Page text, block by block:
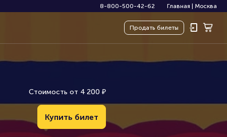
8-800-500-42-62 Главная Москва
Продать билеты
Стоимость от 4 200 ₽
Купить билет